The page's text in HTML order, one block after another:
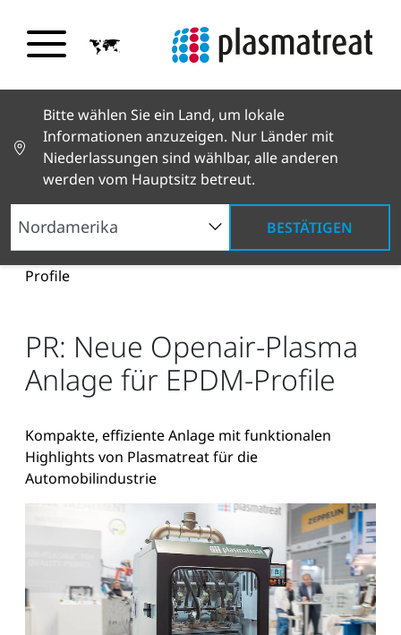
Bitte wählen Sie ein Land, um lokale
Informationen anzuzeigen. Nur Länder mit
Niederlassungen sind wählbar, alle anderen
werden vom Hauptsitz betreut.
BESTÄTIGEN
Neuigkeiten und Geschichten
News und Presse
PR: Neue Openair-Plasma Anlage für EPDM-
Profile
PR: Neue Openair-Plasma
Anlage für EPDM-Profile
Kompakte, effiziente Anlage mit funktionalen
Highlights von Plasmatreat für die
Automobilindustrie